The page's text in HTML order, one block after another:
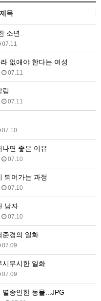
제목
소년
07.11
없애야 한다는 여성
07.11
림
07.11
07.10
나면 좋은 이유
07.10
되어가는 과정
07.10
남자
07.10
준경의 일화
07.09
시무시한 일화
07.09
종안한 동물...JPG